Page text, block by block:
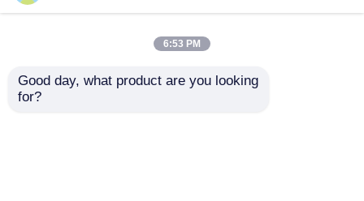
Продолжать
6:53 PM
Good day, what product are you looking
for?